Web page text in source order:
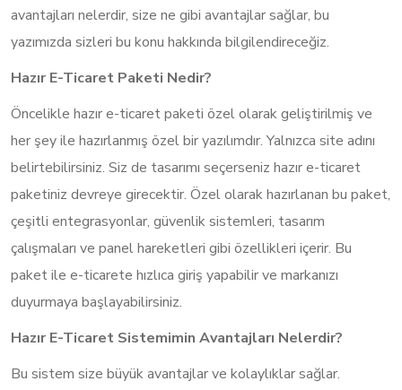
avantajları nelerdir, size ne gibi avantajlar sağlar, bu
yazımızda sizleri bu konu hakkında bilgilendireceğiz.
Hazır E-Ticaret Paketi Nedir?
Öncelikle hazır e-ticaret paketi özel olarak geliştirilmiş ve
her şey ile hazırlanmış özel bir yazılımdır. Yalnızca site adını
belirtebilirsiniz. Siz de tasarımı seçerseniz hazır e-ticaret
paketiniz devreye girecektir. Özel olarak hazırlanan bu paket,
çeşitli entegrasyonlar, güvenlik sistemleri, tasarım
çalışmaları ve panel hareketleri gibi özellikleri içerir. Bu
paket ile e-ticarete hızlıca giriş yapabilir ve markanızı
duyurmaya başlayabilirsiniz.
Hazır E-Ticaret Sistemimin Avantajları Nelerdir?
Bu sistem size büyük avantajlar ve kolaylıklar sağlar.